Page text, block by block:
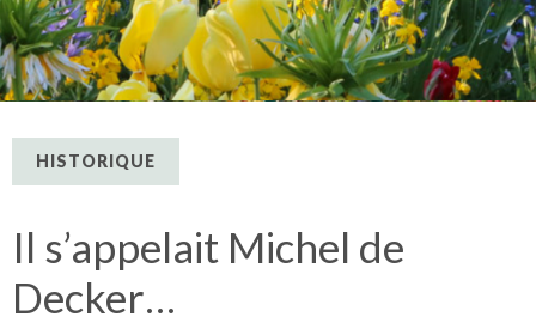
HISTORIQUE
Il s’appelait Michel de
Decker…